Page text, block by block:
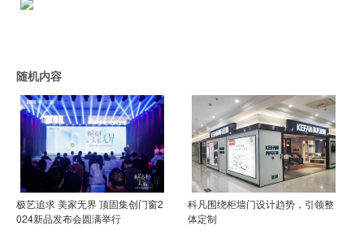
随机内容
极艺追求 美家无界 顶固集创门窗2
024新品发布会圆满举行
科凡围绕柜墙门设计趋势，引领整
体定制